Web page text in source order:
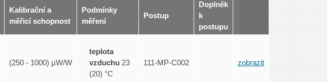
Kalibrační a
měřicí schopnost
Podmínky
měření
Postup
Doplněk
k
postupu
(250 - 1000) µW/W
teplota
vzduchu 23
(20) °C
111-MP-C002 zobrazit